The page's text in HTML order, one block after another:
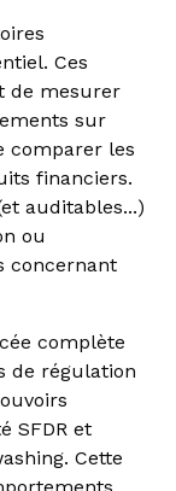
Ces
de mesurer
sur
comparer les
financiers.
auditables...)
ou
concernant
complète
de régulation
SFDR et
Cette